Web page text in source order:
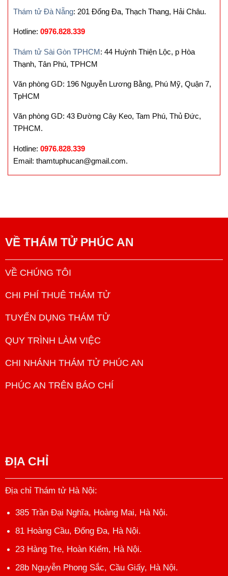
Thám tử Đà Nẵng: 201 Đống Đa, Thạch Thang, Hải Châu.
Hotline: 0976.828.339
Thám tử Sài Gòn TPHCM: 44 Huỳnh Thiện Lộc, p Hòa
Thạnh, Tân Phú, TPHCM
Văn phòng GD: 196 Nguyễn Lương Bằng, Phú Mỹ, Quận 7,
TpHCM
Văn phòng GD: 43 Đường Cây Keo, Tam Phú, Thủ Đức,
TPHCM.
Hotline: 0976.828.339
Email: thamtuphucan@gmail.com.
VỀ THÁM TỬ PHÚC AN
VỀ CHÚNG TÔI
CHI PHÍ THUÊ THÁM TỬ
TUYỂN DỤNG THÁM TỬ
QUY TRÌNH LÀM VIỆC
CHI NHÁNH THÁM TỬ PHÚC AN
PHÚC AN TRÊN BÁO CHÍ
ĐỊA CHỈ
Địa chỉ Thám tử Hà Nội:
385 Trần Đại Nghĩa, Hoàng Mai, Hà Nội.
81 Hoàng Cầu, Đống Đa, Hà Nội.
23 Hàng Tre, Hoàn Kiếm, Hà Nội.
28b Nguyễn Phong Sắc, Cầu Giấy, Hà Nội.